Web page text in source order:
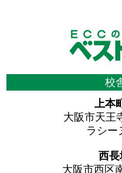
校
上本
大阪市天王
ラシー
西長
大阪市西区